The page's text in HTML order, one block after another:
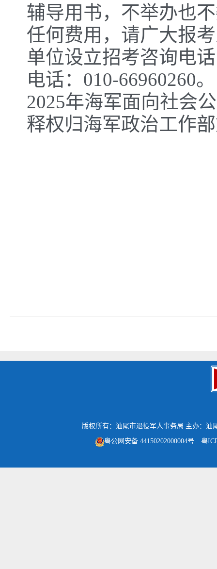
辅导用书，不举办也
任何费用，请广大报
单位设立招考咨询电
电话：010-66960260。
2025年海军面向社会
释权归海军政治工作
版权所有：汕尾市退役军人事务局 主办：汕
粤公网安备 44150202000004号 粤